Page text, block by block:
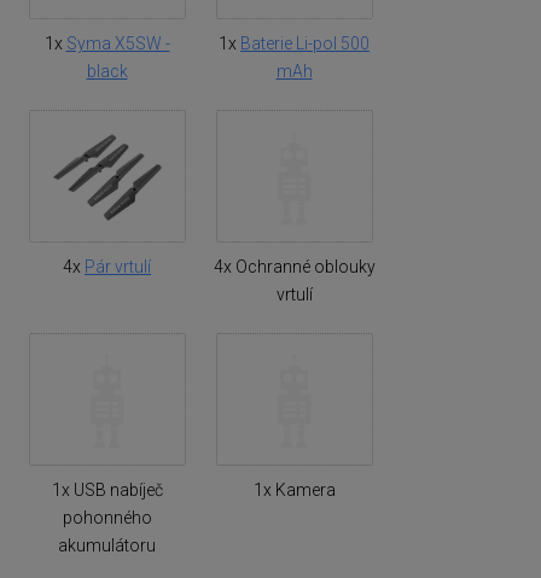
1x Syma X5SW -
black
1x Baterie Li-pol 500
mAh
4x Pár vrtulí
4x Ochranné oblouky
vrtulí
1x USB nabíječ
pohonného
akumulátoru
1x Kamera